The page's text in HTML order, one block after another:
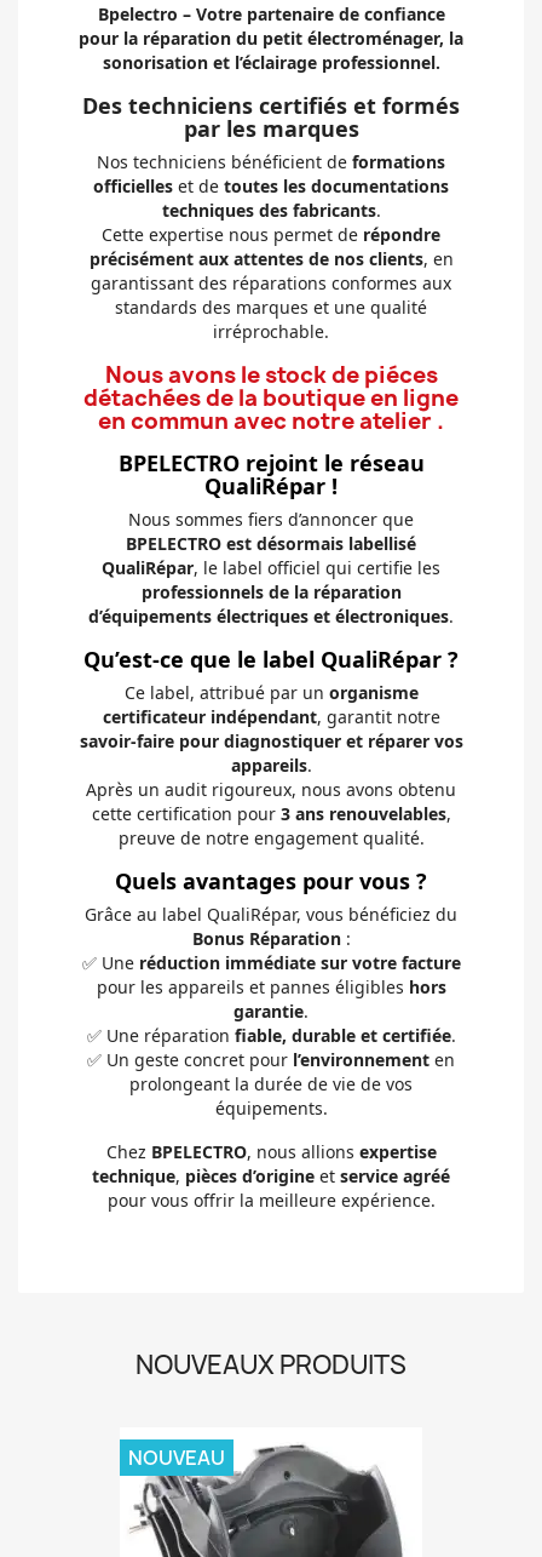
Bpelectro – Votre partenaire de confiance
pour la réparation du petit électroménager, la
sonorisation et l’éclairage professionnel.
Des techniciens certifiés et formés
par les marques
Nos techniciens bénéficient de formations
officielles et de toutes les documentations
techniques des fabricants.
Cette expertise nous permet de répondre
précisément aux attentes de nos clients, en
garantissant des réparations conformes aux
standards des marques et une qualité
irréprochable.
Nous avons le stock de piéces
détachées de la boutique en ligne
en commun avec notre atelier .
BPELECTRO rejoint le réseau
QualiRépar !
Nous sommes fiers d’annoncer que
BPELECTRO est désormais labellisé
QualiRépar, le label officiel qui certifie les
professionnels de la réparation
d’équipements électriques et électroniques.
Qu’est-ce que le label QualiRépar ?
Ce label, attribué par un organisme
certificateur indépendant, garantit notre
savoir-faire pour diagnostiquer et réparer vos
appareils.
Après un audit rigoureux, nous avons obtenu
cette certification pour 3 ans renouvelables,
preuve de notre engagement qualité.
Quels avantages pour vous ?
Grâce au label QualiRépar, vous bénéficiez du
Bonus Réparation:
✅ Une réduction immédiate sur votre facture
pour les appareils et pannes éligibles hors
garantie.
✅ Une réparation fiable, durable et certifiée.
✅ Un geste concret pour l’environnement en
prolongeant la durée de vie de vos
équipements.
Chez BPELECTRO, nous allions expertise
technique, pièces d’origine et service agréé
pour vous offrir la meilleure expérience.
NOUVEAUX PRODUITS
NOUVEAU